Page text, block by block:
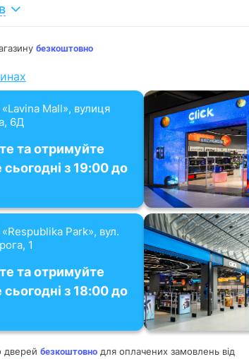
безкоштовно
Mall», вулиця
6Д
та отримуйте
з 19:00 до
Park», вул.
1
та отримуйте
з 18:00 до
дверей безкоштовно для оплачених замовлень від